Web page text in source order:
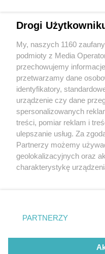
fot:
Śmiertelny wypadek
opla corsy zginął na
2 / 3
Wypadek
Wydawca mediów lokalnych
Nie zapomnij
zapoznać się z:
polityką prywatności
Twojemiasto
Piekary Śląskie
Chorzów
Tarnowskie Góry
Gliwice
Drogi
My, naszych 1160
podmioty z Media
przechowujemy
przetwarzamy dane
identyfikatory,
urządzenie czy dane
spersonalizowanych
treści, pomiar reklam i
ulepszanie usług. Za
Partnerzy możemy
geolokalizacyjnych oraz
charakterystykę
zmienić/wycofać klikając
znajdujący się w lewym
rodzaje przetwarzania
użytkownika, ale masz
PARTNERZY